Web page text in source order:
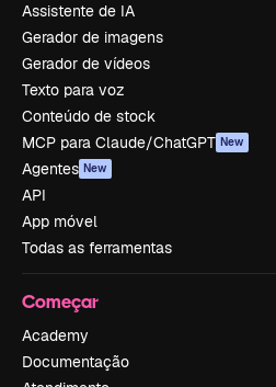
Assistente de IA
Gerador de imagens
Gerador de vídeos
Texto para voz
Conteúdo de stock
MCP para Claude/ChatGPT New
Agentes New
API
App móvel
Todas as ferramentas
Começar
Academy
Documentação